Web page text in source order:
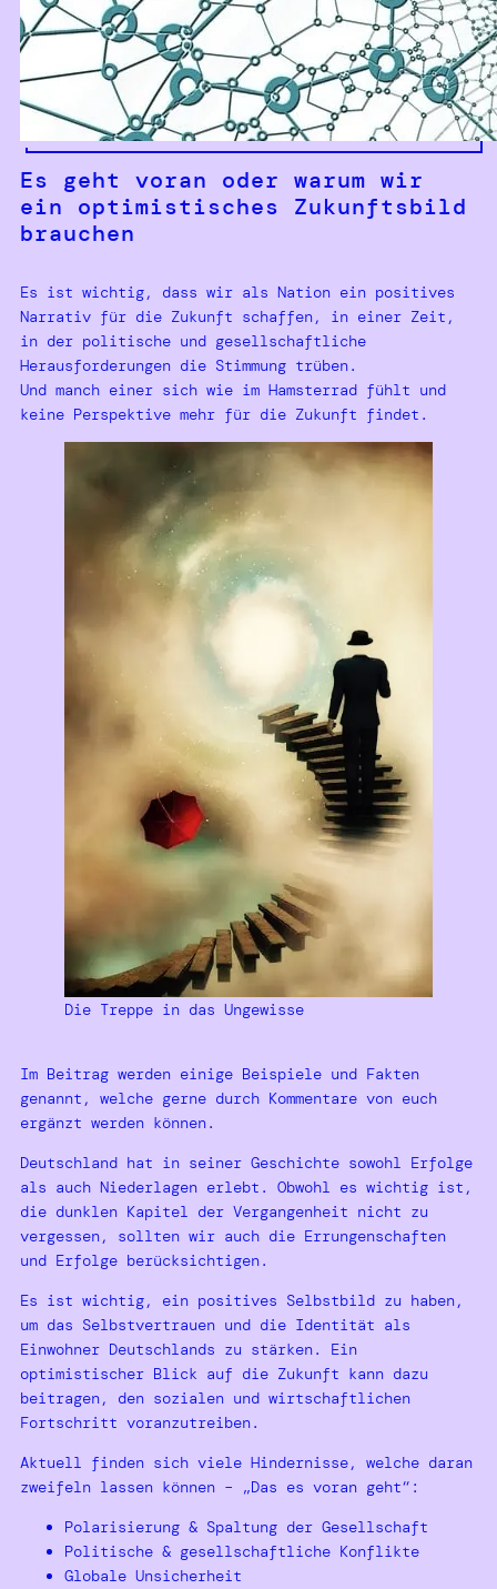
Es geht voran oder warum wir
ein optimistisches Zukunftsbild
brauchen
Es ist wichtig, dass wir als Nation ein positives
Narrativ für die Zukunft schaffen, in einer Zeit,
in der politische und gesellschaftliche
Herausforderungen die Stimmung trüben.
Und manch einer sich wie im Hamsterrad fühlt und
keine Perspektive mehr für die Zukunft findet.
Die Treppe in das Ungewisse
Im Beitrag werden einige Beispiele und Fakten
genannt, welche gerne durch Kommentare von euch
ergänzt werden können.
Deutschland hat in seiner Geschichte sowohl Erfolge
als auch Niederlagen erlebt. Obwohl es wichtig ist,
die dunklen Kapitel der Vergangenheit nicht zu
vergessen, sollten wir auch die Errungenschaften
und Erfolge berücksichtigen.
Es ist wichtig, ein positives Selbstbild zu haben,
um das Selbstvertrauen und die Identität als
Einwohner Deutschlands zu stärken. Ein
optimistischer Blick auf die Zukunft kann dazu
beitragen, den sozialen und wirtschaftlichen
Fortschritt voranzutreiben.
Aktuell finden sich viele Hindernisse, welche daran
zweifeln lassen können – „Das es voran geht“:
Polarisierung & Spaltung der Gesellschaft
Politische & gesellschaftliche Konflikte
Globale Unsicherheit